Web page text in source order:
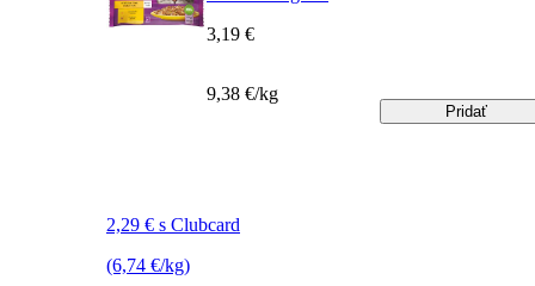
2,29 € s Clubcard
(6,74 €/kg)
3,19 €
9,38 €/kg
Pridať